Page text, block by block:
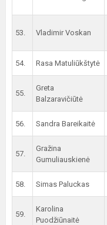
53. Vladimir Voskan
54. Rasa Matuliūkštytė
55.
Greta
Balzaravičiūtė
56. Sandra Bareikaitė
57.
Gražina
Gumuliauskienė
58. Simas Paluckas
59.
Karolina
Puodžiūnaitė